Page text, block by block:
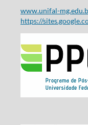
www.unifal-
https://